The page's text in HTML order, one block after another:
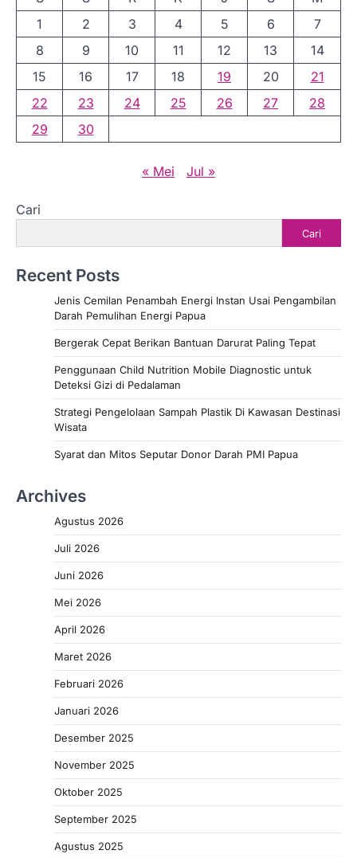
s
1
2 3 4 5 6
7
8
9 10 11 12 13
14
15
16 17 18 19 20
21
22
23 24 25 26 27
28
29
30
« Mei Jul »
Cari
Cari
Recent Posts
Jenis Cemilan Penambah Energi Instan Usai Pengambilan
Darah Pemulihan Energi Papua
Bergerak Cepat Berikan Bantuan Darurat Paling Tepat
Penggunaan Child Nutrition Mobile Diagnostic untuk
Deteksi Gizi di Pedalaman
Strategi Pengelolaan Sampah Plastik Di Kawasan Destinasi
Wisata
Syarat dan Mitos Seputar Donor Darah PMI Papua
Archives
Agustus 2026
Juli 2026
Juni 2026
Mei 2026
April 2026
Maret 2026
Februari 2026
Januari 2026
Desember 2025
November 2025
Oktober 2025
September 2025
Agustus 2025